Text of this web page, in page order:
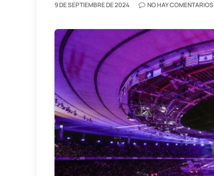
9 DE SEPTIEMBRE DE 2024 NO HAY COMENTARIOS